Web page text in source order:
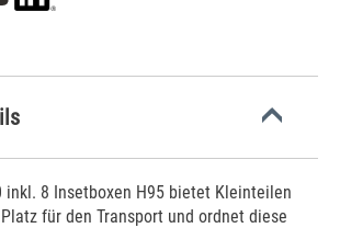
inkl. 8 Insetboxen H95 bietet Kleinteilen
für den Transport und ordnet diese